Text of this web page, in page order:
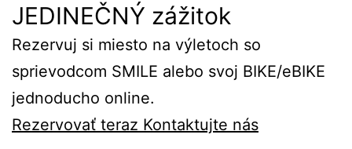
JEDINEČNÝ zážitok
Rezervuj si miesto na výletoch so
sprievodcom SMILE alebo svoj BIKE/eBIKE
jednoducho online.
Rezervovať teraz Kontaktujte nás